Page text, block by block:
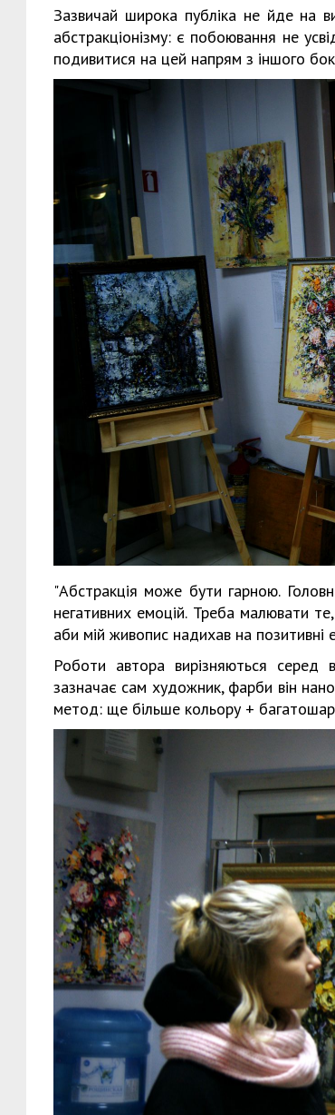
Зазвичай широка публіка не йде на
абстракціонізму: є побоювання не
подивитися на цей напрям з іншого
"Абстракція може бути гарною.
негативних емоцій. Треба малювати
аби мій живопис надихав на позитивні
Роботи автора вирізняються серед
зазначає сам художник, фарби він
метод: ще більше кольору +